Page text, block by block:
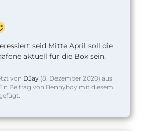
seid Mitte April soll die
aktuell für die Box sein.
von DJay (8. Dezember 2020) aus
Beitrag von Bennyboy mit diesem